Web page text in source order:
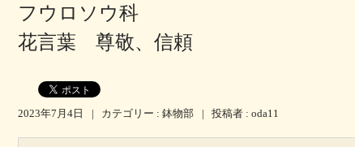
フウロソウ科
花言葉 尊敬、信頼
2023年7月4日 | カテゴリー : 鉢物部 | 投稿者 : oda11